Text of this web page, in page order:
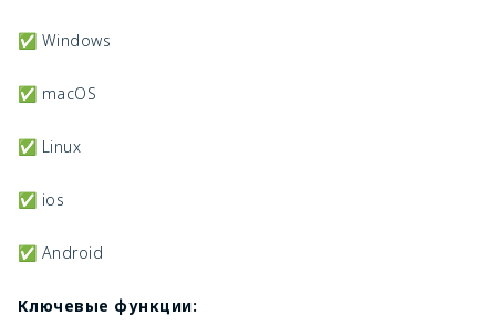
✅ Windows
✅ macOS
✅ Linux
✅ ios
✅ Android
Ключевые функции: